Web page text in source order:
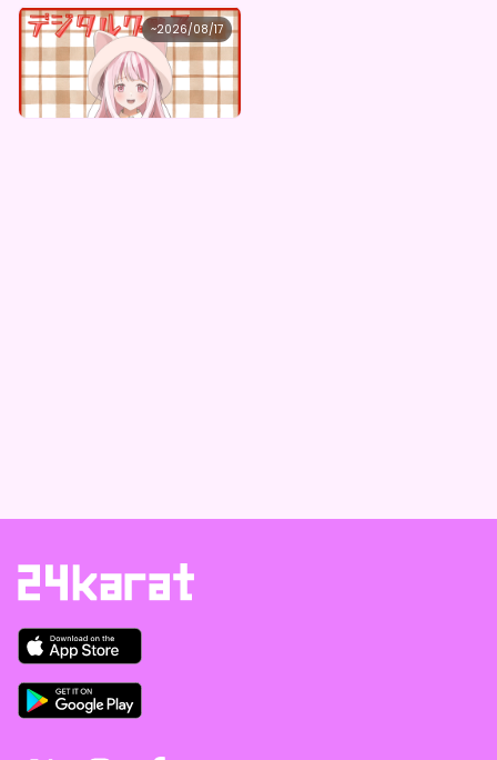
~2026/08/17
オウヤマアイリス
オウヤマアイリス ×Vガスト開店！
Lowest price
¥1,100 Purchase Here